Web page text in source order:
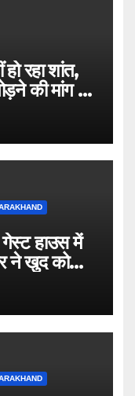
रहा शांत,
की मांग हुई
गेस्ट हाउस में
ने खुद को